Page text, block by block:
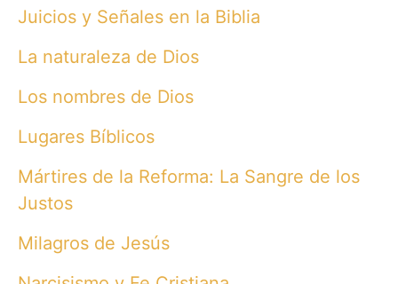
Juicios y Señales en la Biblia
La naturaleza de Dios
Los nombres de Dios
Lugares Bíblicos
Mártires de la Reforma: La Sangre de los
Justos
Milagros de Jesús